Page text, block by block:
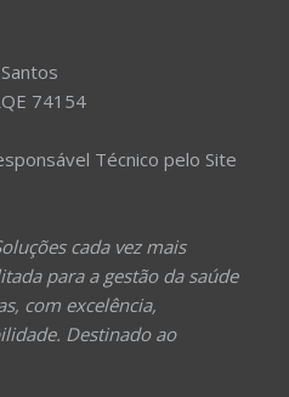
74154
Técnico pelo Site
cada vez mais
para a gestão da saúde
com excelência,
Destinado ao